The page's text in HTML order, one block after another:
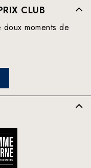
CLUB
moments de